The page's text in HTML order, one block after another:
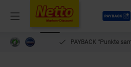
Menü
Payback
PAYBACK °Punkte